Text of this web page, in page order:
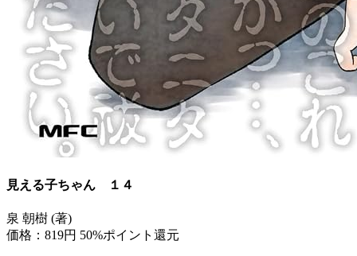
見える子ちゃん １４
泉 朝樹 (著)
価格：819円 50%ポイント還元